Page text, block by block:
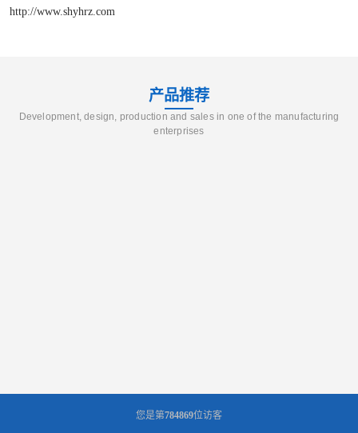
http://www.shyhrz.com
产品推荐
Development, design, production and sales in one of the manufacturing
enterprises
您是第784869位访客